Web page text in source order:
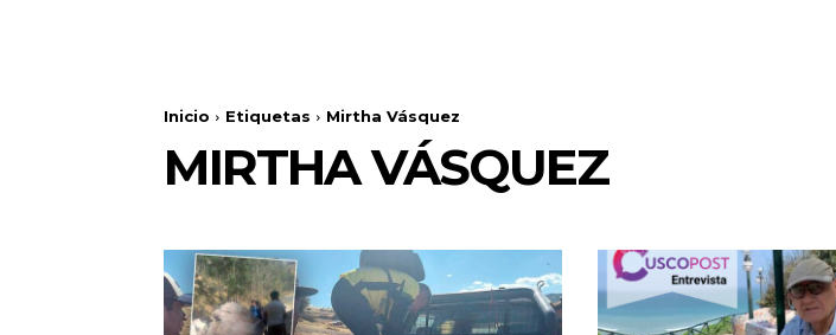
Inicio Etiquetas Mirtha Vásquez
MIRTHA VÁSQUEZ